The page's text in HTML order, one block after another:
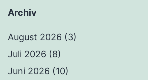
Archiv
August 2026 (3)
Juli 2026 (8)
Juni 2026 (10)